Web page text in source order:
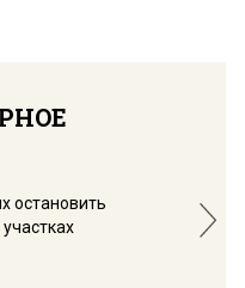
остановить